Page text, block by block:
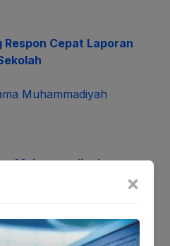
Respon Cepat Laporan
Muhammadiyah
×